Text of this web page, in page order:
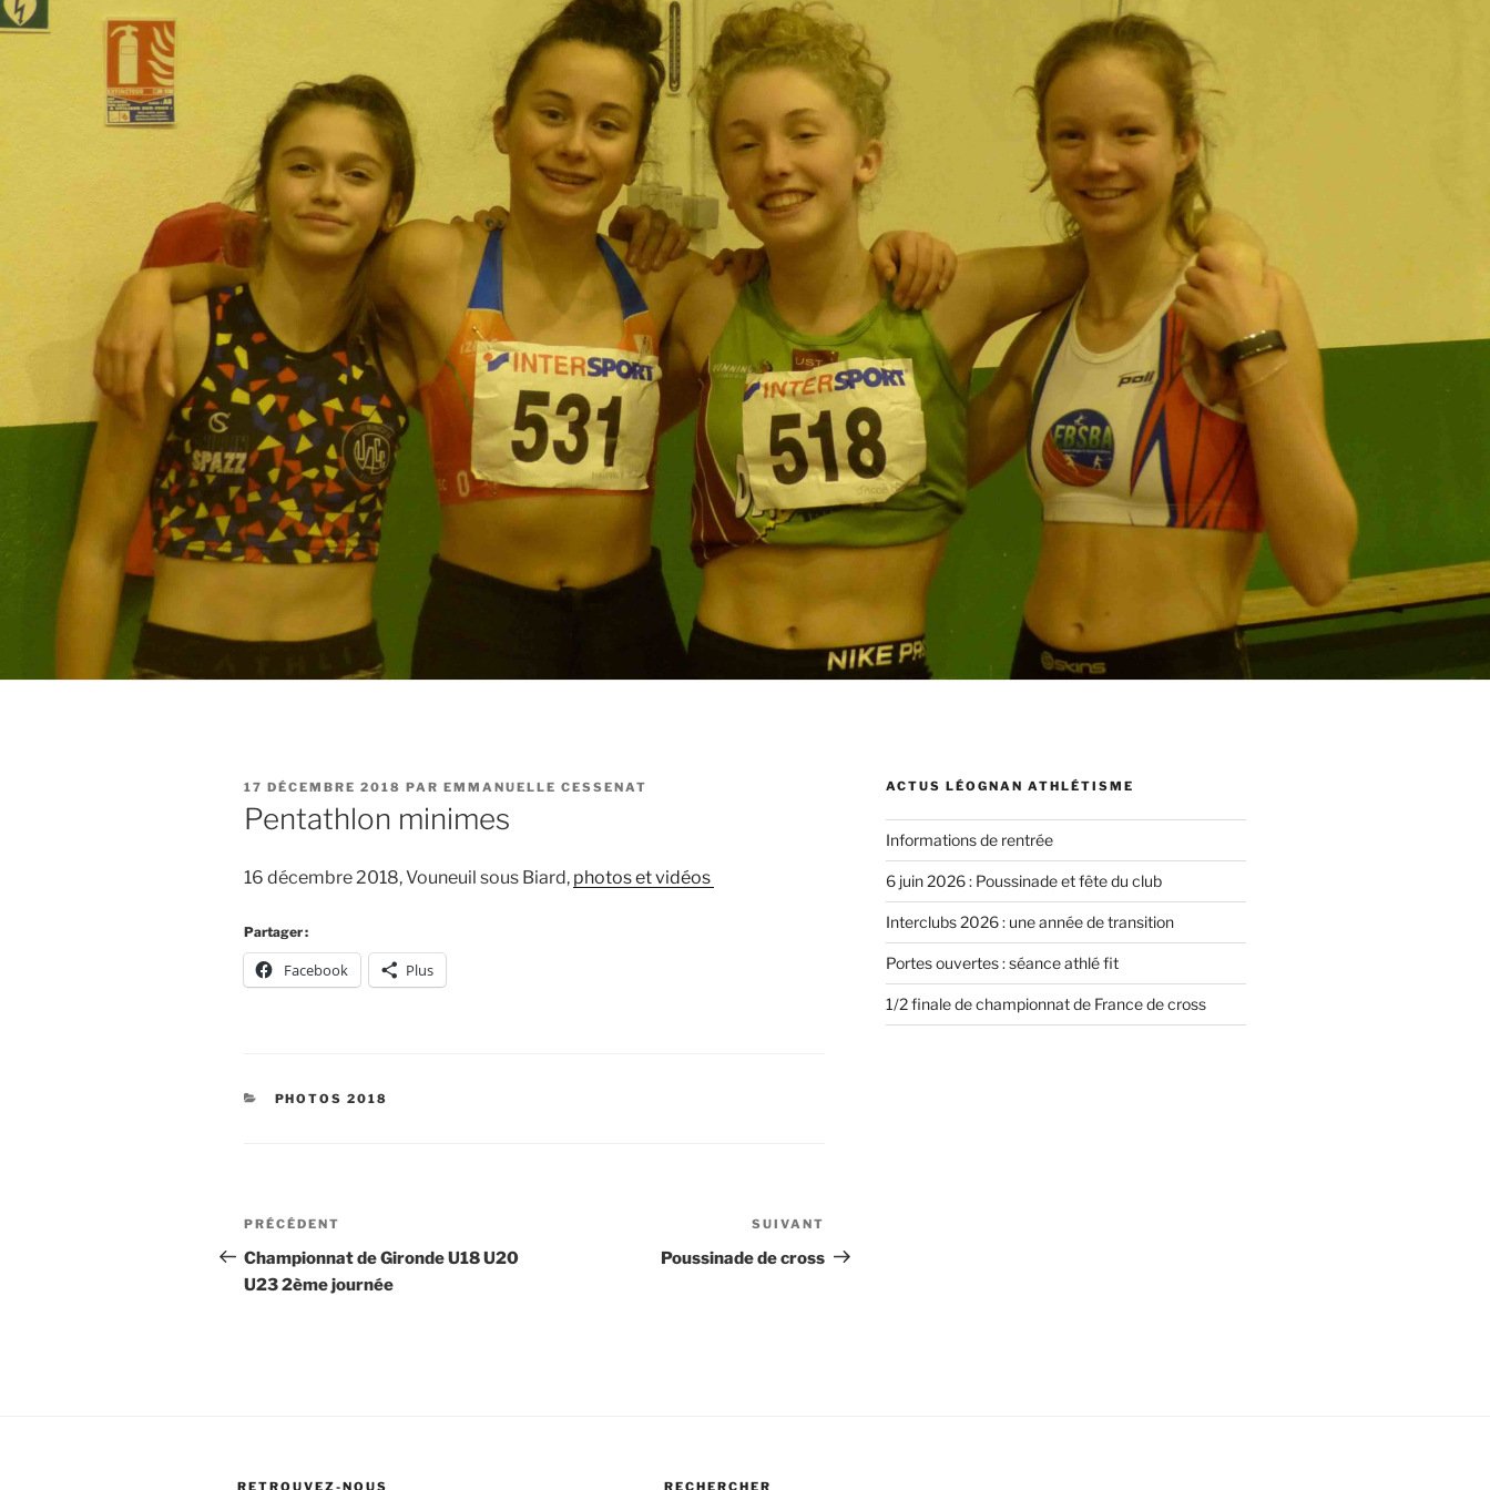
PUBLIÉ
LE
17 DÉCEMBRE 2018 PAR EMMANUELLE CESSENAT
Pentathlon minimes
16 décembre 2018, Vouneuil sous Biard, photos et vidéos
Partager :
Facebook Plus
CATÉGORIES
PHOTOS 2018
Navigation
de
l’article
Article
précédent
PRÉCÉDENT
Championnat de Gironde U18 U20
U23 2ème journée
suivant
SUIVANT
Poussinade de cross
ACTUS LÉOGNAN ATHLÉTISME
Informations de rentrée
6 juin 2026 : Poussinade et fête du club
Interclubs 2026 : une année de transition
Portes ouvertes : séance athlé fit
1/2 finale de championnat de France de cross
RETROUVEZ-NOUS RECHERCHER